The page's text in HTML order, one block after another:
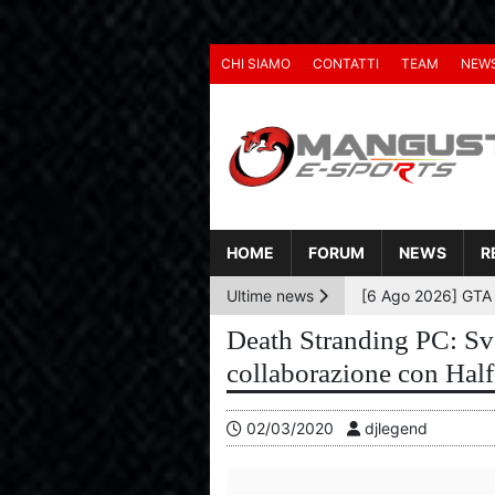
CHI SIAMO CONTATTI TEAM
HOME FORUM NEWS
Ultime news
Death Stranding PC:
collaborazione con
02/03/2020 djlegend